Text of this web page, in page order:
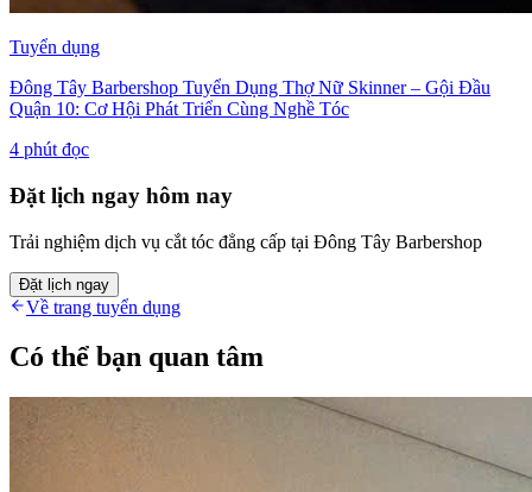
Tuyển dụng
Đông Tây Barbershop Tuyển Dụng Thợ Nữ Skinner – Gội Đầu
Quận 10: Cơ Hội Phát Triển Cùng Nghề Tóc
4 phút đọc
Đặt lịch ngay hôm nay
Trải nghiệm dịch vụ cắt tóc đẳng cấp tại Đông Tây Barbershop
Đặt lịch ngay
Về trang tuyển dụng
Có thể bạn quan tâm